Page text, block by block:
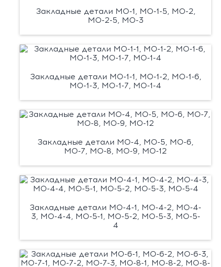
Закладные детали М0-1, М0-1-5, М0-2,
М0-2-5, М0-3
Закладные детали М0-1-1, М0-1-2, М0-1-6,
М0-1-3, М0-1-7, М0-1-4
Закладные детали М0-4, М0-5, М0-6,
М0-7, М0-8, М0-9, М0-12
Закладные детали М0-4-1, М0-4-2, М0-4-
3, М0-4-4, М0-5-1, М0-5-2, М0-5-3, М0-5-
4